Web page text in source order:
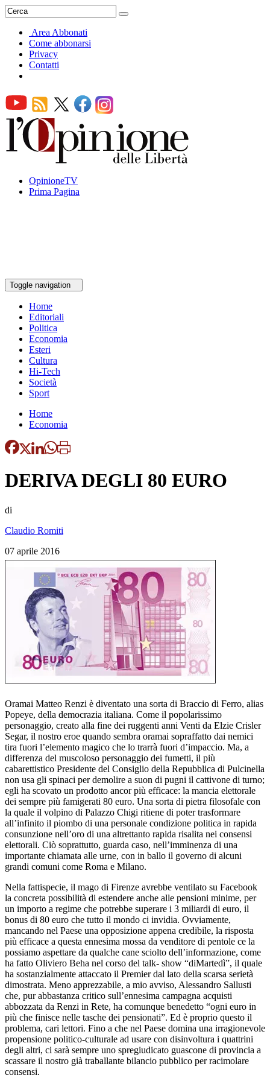
Area Abbonati
Come abbonarsi
Privacy
Contatti
OpinioneTV
Prima Pagina
Toggle navigation
Home
Editoriali
Politica
Economia
Esteri
Cultura
Hi-Tech
Società
Sport
Home
Economia
DERIVA DEGLI 80 EURO
di
Claudio Romiti
07 aprile 2016
Oramai Matteo Renzi è diventato una sorta di Braccio di Ferro, alias
Popeye, della democrazia italiana. Come il popolarissimo
personaggio, creato alla fine dei ruggenti anni Venti da Elzie Crisler
Segar, il nostro eroe quando sembra oramai sopraffatto dai nemici
tira fuori l’elemento magico che lo trarrà fuori d’impaccio. Ma, a
differenza del muscoloso personaggio dei fumetti, il più
cabarettistico Presidente del Consiglio della Repubblica di Pulcinella
non usa gli spinaci per demolire a suon di pugni il cattivone di turno;
egli ha scovato un prodotto ancor più efficace: la mancia elettorale
dei sempre più famigerati 80 euro. Una sorta di pietra filosofale con
la quale il volpino di Palazzo Chigi ritiene di poter trasformare
all’infinito il piombo di una personale condizione politica in rapida
consunzione nell’oro di una altrettanto rapida risalita nei consensi
elettorali. Ciò soprattutto, guarda caso, nell’imminenza di una
importante chiamata alle urne, con in ballo il governo di alcuni
grandi comuni come Roma e Milano.
Nella fattispecie, il mago di Firenze avrebbe ventilato su Facebook
la concreta possibilità di estendere anche alle pensioni minime, per
un importo a regime che potrebbe superare i 3 miliardi di euro, il
bonus di 80 euro che tutto il mondo ci invidia. Ovviamente,
mancando nel Paese una opposizione appena credibile, la risposta
più efficace a questa ennesima mossa da venditore di pentole ce la
possiamo aspettare da qualche cane sciolto dell’informazione, come
ha fatto Oliviero Beha nel corso del talk- show “diMartedì”, il quale
ha sostanzialmente attaccato il Premier dal lato della scarsa serietà
dimostrata. Meno apprezzabile, a mio avviso, Alessandro Sallusti
che, pur abbastanza critico sull’ennesima campagna acquisti
abbozzata da Renzi in Rete, ha comunque benedetto “ogni euro in
più che finisce nelle tasche dei pensionati”. Ed è proprio questo il
problema, cari lettori. Fino a che nel Paese domina una irragionevole
propensione politico-culturale ad usare con disinvoltura i quattrini
degli altri, ci sarà sempre uno spregiudicato guascone di provincia a
scassare il nostro già traballante bilancio pubblico per racimolare
consensi.